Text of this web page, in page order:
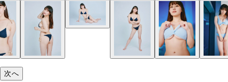
花咲楓香
花咲楓香
花咲楓香
花咲楓香
花咲楓香
花咲楓香
花咲楓香
花咲楓香
花咲楓香
次へ